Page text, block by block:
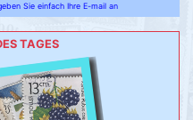
Sie einfach Ihre E-mail an
TAGES